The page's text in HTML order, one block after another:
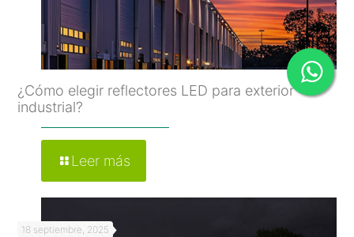
¿Cómo elegir reflectores LED para exterior
industrial?
Leer más
18 septiembre, 2025